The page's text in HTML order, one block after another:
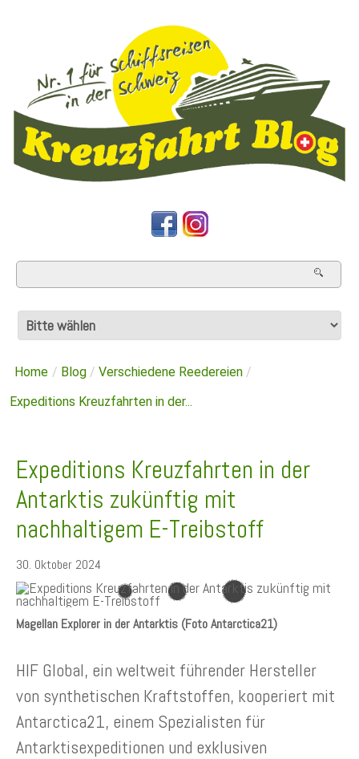
Home / Blog / Verschiedene Reedereien /
Expeditions Kreuzfahrten in der...
Expeditions Kreuzfahrten in der
Antarktis zukünftig mit
nachhaltigem E-Treibstoff
30. Oktober 2024
Magellan Explorer in der Antarktis (Foto Antarctica21)
HIF Global, ein weltweit führender Hersteller
von synthetischen Kraftstoffen, kooperiert mit
Antarctica21, einem Spezialisten für
Antarktisexpeditionen und exklusiven